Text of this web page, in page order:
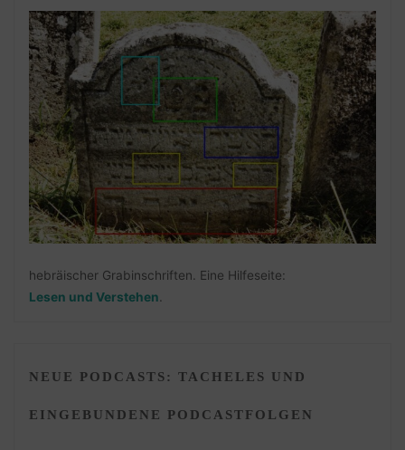
hebräischer Grabinschriften. Eine Hilfeseite:
Lesen und Verstehen
NEUE PODCASTS: TACHELES UND
EINGEBUNDENE PODCASTFOLGEN